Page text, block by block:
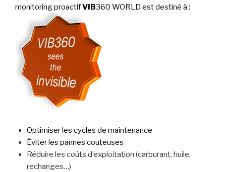
monitoring proactifVIB360 WORLD est destiné à :
Optimiser les cycles de maintenance
Éviter les pannes couteuses
Réduire les coûts d’exploitation (carburant, huile,
rechanges…)